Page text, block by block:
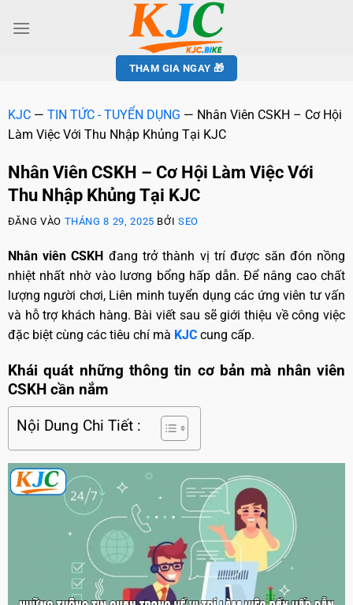
THAM GIA NGAY 🎁
KJC— TIN TỨC - TUYỂN DỤNG — Nhân Viên CSKH – Cơ Hội
Làm Việc Với Thu Nhập Khủng Tại KJC
Nhân Viên CSKH – Cơ Hội Làm Việc Với
Thu Nhập Khủng Tại KJC
ĐĂNG VÀO THÁNG 8 29, 2025 BỞISEO
Nhân viên CSKH đang trở thành vị trí được săn đón nồng
nhiệt nhất nhờ vào lương bổng hấp dẫn. Để nâng cao chất
lượng người chơi, Liên minh tuyển dụng các ứng viên tư vấn
và hỗ trợ khách hàng. Bài viết sau sẽ giới thiệu về công việc
đặc biệt cùng các tiêu chí mà KJCcung cấp.
Khái quát những thông tin cơ bản mà nhân viên
CSKH cần nắm
Nội Dung Chi Tiết :